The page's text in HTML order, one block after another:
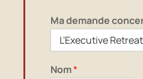
Ma demande
Nom*